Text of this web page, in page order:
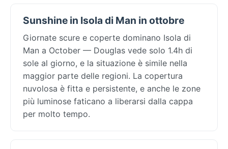
Sunshine in Isola di Man in ottobre
Giornate scure e coperte dominano Isola di
Man a October — Douglas vede solo 1.4h di
sole al giorno, e la situazione è simile nella
maggior parte delle regioni. La copertura
nuvolosa è fitta e persistente, e anche le zone
più luminose faticano a liberarsi dalla cappa
per molto tempo.